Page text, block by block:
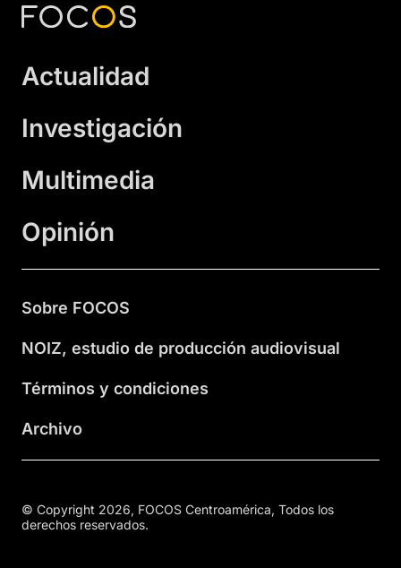
Actualidad
Investigación
Multimedia
Opinión
Sobre FOCOS
NOIZ, estudio de producción audiovisual
Términos y condiciones
Archivo
© Copyright 2026, FOCOS Centroamérica, Todos los
derechos reservados.